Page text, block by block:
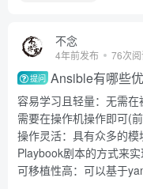
不念
4年前发布 76次
提问 Ansible有哪些优
容易学习且轻量：无需
需要在操作机操作即可(
操作灵活：具有众多的
Playbook剧本的方式来实
可移植性高：可以基于